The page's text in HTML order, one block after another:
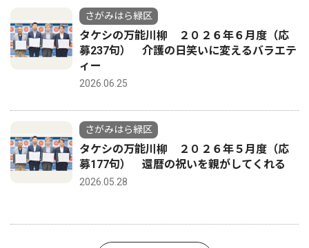
さがみはら緑区
タケシの万能川柳 ２０２６年６月度（応
募237句） 介護の日笑いに変えるバラエテ
ィー
2026.06.25
さがみはら緑区
タケシの万能川柳 ２０２６年５月度（応
募177句） 還暦の祝いを親がしてくれる
2026.05.28